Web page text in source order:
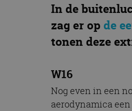
In de
zag er op de
tonen deze
W16
Nog even in een
aerodynamica een